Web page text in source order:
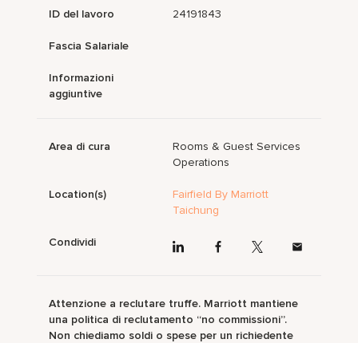
ID del lavoro 24191843
Fascia Salariale
Informazioni
aggiuntive
Area di cura
Rooms & Guest Services
Operations
Location(s)
Fairfield By Marriott
Taichung
Condividi
Attenzione a reclutare truffe. Marriott mantiene
una politica di reclutamento “no commissioni”.
Non chiediamo soldi o spese per un richiedente